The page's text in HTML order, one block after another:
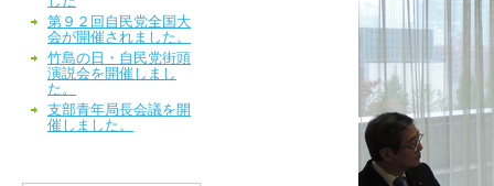
第９２回自民党全国大
会が開催されました。
竹島の日・自民党街頭
演説会を開催しまし
た。
支部青年局長会議を開
催しました。